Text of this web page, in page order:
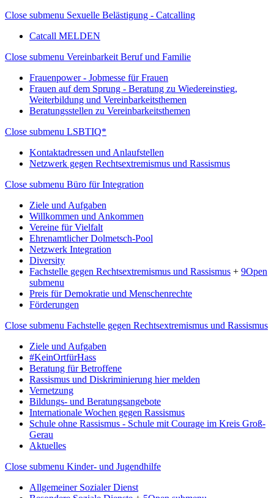
Close submenu Sexuelle Belästigung - Catcalling
Catcall MELDEN
Close submenu Vereinbarkeit Beruf und Familie
Frauenpower - Jobmesse für Frauen
Frauen auf dem Sprung - Beratung zu Wiedereinstieg,
Weiterbildung und Vereinbarkeitsthemen
Beratungsstellen zu Vereinbarkeitsthemen
Close submenu LSBTIQ*
Kontaktadressen und Anlaufstellen
Netzwerk gegen Rechtsextremismus und Rassismus
Close submenu Büro für Integration
Ziele und Aufgaben
Willkommen und Ankommen
Vereine für Vielfalt
Ehrenamtlicher Dolmetsch-Pool
Netzwerk Integration
Diversity
Fachstelle gegen Rechtsextremismus und Rassismus + 9Open
submenu
Preis für Demokratie und Menschenrechte
Förderungen
Close submenu Fachstelle gegen Rechtsextremismus und Rassismus
Ziele und Aufgaben
#KeinOrtfürHass
Beratung für Betroffene
Rassismus und Diskriminierung hier melden
Vernetzung
Bildungs- und Beratungsangebote
Internationale Wochen gegen Rassismus
Schule ohne Rassismus - Schule mit Courage im Kreis Groß-
Gerau
Aktuelles
Close submenu Kinder- und Jugendhilfe
Allgemeiner Sozialer Dienst